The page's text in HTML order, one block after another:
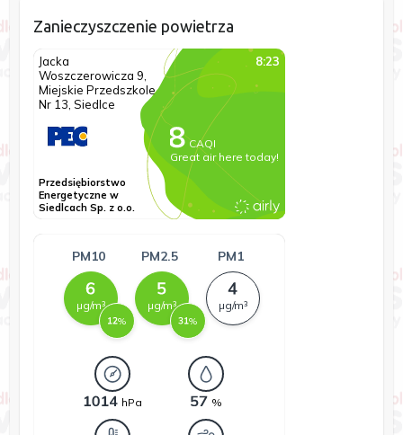
Zanieczyszczenie powietrza